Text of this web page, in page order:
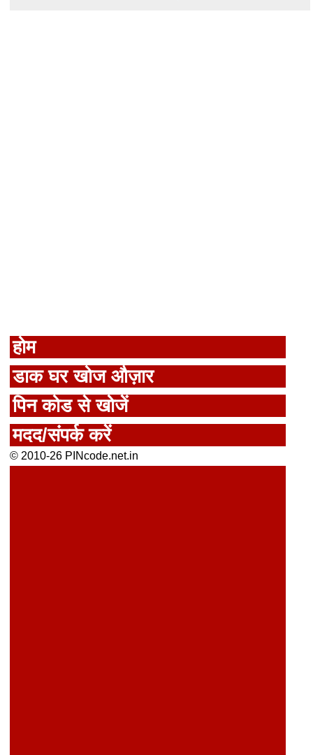
होम
डाक घर खोज औज़ार
पिन कोड से खोजें
मदद/संपर्क करें
© 2010-26 PINcode.net.in